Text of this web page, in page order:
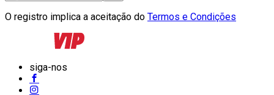
O registro implica a aceitação do Termos e Condições
siga-nos